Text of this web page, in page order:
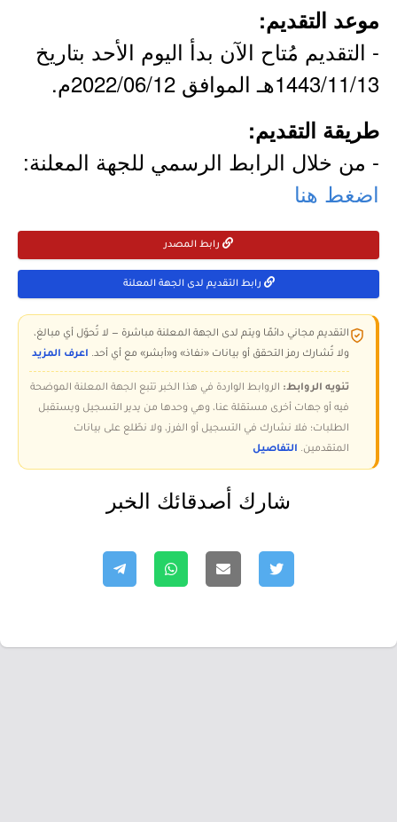
موعد التقديم:
- التقديم مُتاح الآن بدأ اليوم الأحد بتاريخ
1443/11/13هـ الموافق 2022/06/12م.
طريقة التقديم:
- من خلال الرابط الرسمي للجهة المعلنة:
اضغط هنا
رابط المصدر
رابط التقديم لدى الجهة المعلنة
التقديم مجاني دائمًا ويتم لدى الجهة المعلنة مباشرة — لا تُحوّل أي مبالغ،
ولا تُشارك رمز التحقق أو بيانات «نفاذ» و«أبشر» مع أي أحد. اعرف المزيد
تنويه الروابط: الروابط الواردة في هذا الخبر تتبع الجهة المعلنة الموضحة
فيه أو جهات أخرى مستقلة عنا، وهي وحدها من يدير التسجيل ويستقبل
الطلبات؛ فلا نشارك في التسجيل أو الفرز، ولا نطّلع على بيانات
المتقدمين. التفاصيل
شارك أصدقائك الخبر